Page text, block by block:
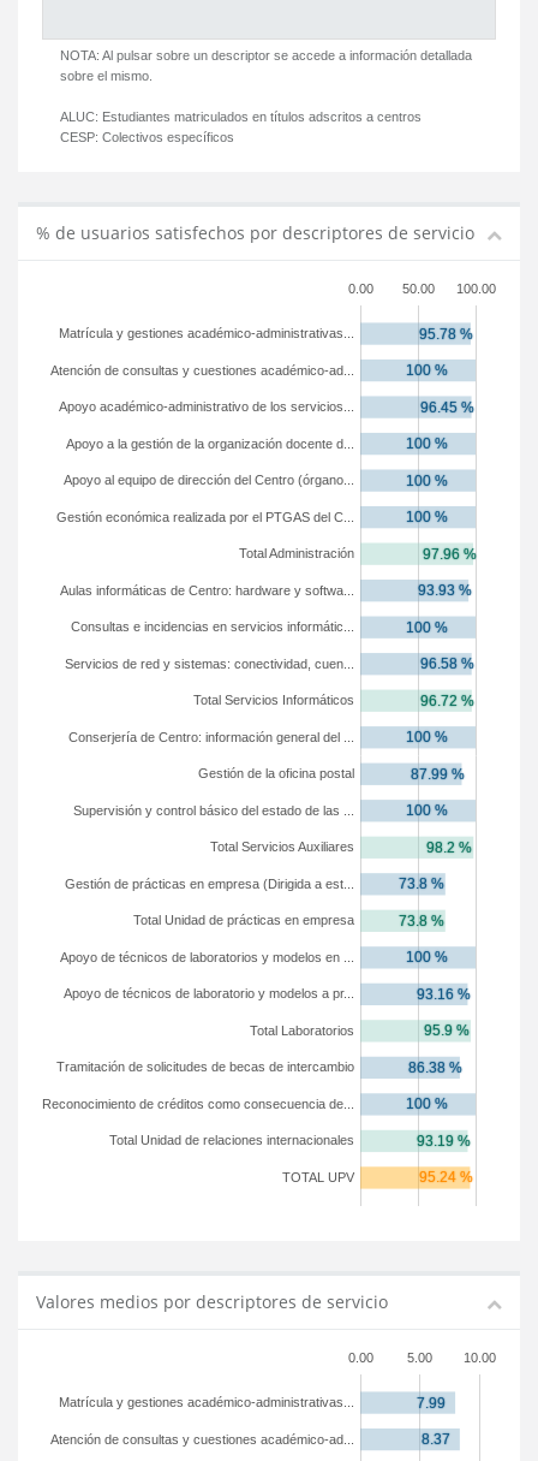
NOTA: Al pulsar sobre un descriptor se accede a información detallada
sobre el mismo.
ALUC: Estudiantes matriculados en títulos adscritos a centros
CESP: Colectivos específicos
% de usuarios satisfechos por descriptores de servicio
0.00 50.00 100.00
TOTAL UPV
Total Unidad de relaciones internacionales
Reconocimiento de créditos como consecuencia de...
Tramitación de solicitudes de becas de intercambio
Total Laboratorios
Apoyo de técnicos de laboratorio y modelos a pr...
Apoyo de técnicos de laboratorios y modelos en ...
Total Unidad de prácticas en empresa
Gestión de prácticas en empresa (Dirigida a est...
Total Servicios Auxiliares
Supervisión y control básico del estado de las ...
Gestión de la oficina postal
Conserjería de Centro: información general del ...
Total Servicios Informáticos
Servicios de red y sistemas: conectividad, cuen...
Consultas e incidencias en servicios informátic...
Aulas informáticas de Centro: hardware y softwa...
Total Administración
Gestión económica realizada por el PTGAS del C...
Apoyo al equipo de dirección del Centro (órgano...
Apoyo a la gestión de la organización docente d...
Apoyo académico-administrativo de los servicios...
Atención de consultas y cuestiones académico-ad...
Matrícula y gestiones académico-administrativas...
Valores medios por descriptores de servicio
0.00 5.00 10.00
Atención de consultas y cuestiones académico-ad...
Matrícula y gestiones académico-administrativas...